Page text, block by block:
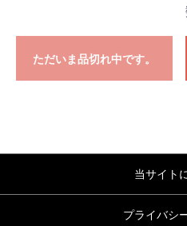
ただいま品切れ中です。
当サイト
プライバシ